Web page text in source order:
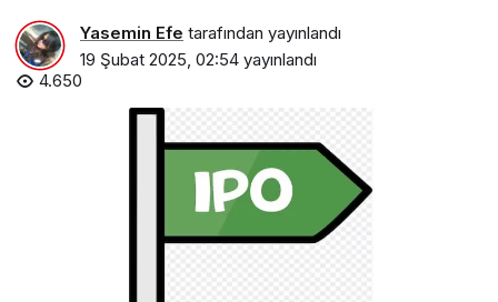
Yasemin Efe tarafından yayınlandı
19 Şubat 2025, 02:54 yayınlandı
4.650